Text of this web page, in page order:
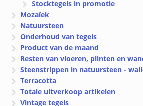
Stocktegels in promotie
Mozaïek
Natuursteen
Onderhoud van tegels
Product van de maand
Resten van vloeren, plinten en
Steenstrippen in natuursteen -
Terracotta
Totale uitverkoop artikelen
Vintage tegels